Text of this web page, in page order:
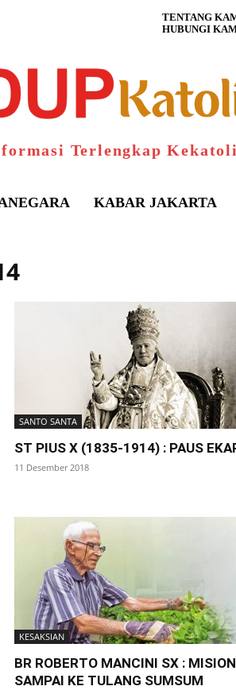
TENTANG
HUBUNGI
Terlengkap
KABAR JAKARTA
SANTO SANTA
ST PIUS X (1835-1914) : PAUS
11 Desember 2018
KESAKSIAN
BR ROBERTO MANCINI SX :
SAMPAI KE TULANG SUMSUM